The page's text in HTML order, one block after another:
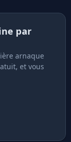
par
arnaque
et vous